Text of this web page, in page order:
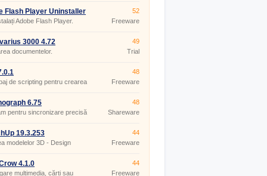
Flash Player Uninstaller
Adobe Flash Player.
52
Freeware
3000 4.72
documentelor.
49
Trial
de scripting pentru crearea
48
Freeware
6.75
pentru sincronizare precisă
48
Shareware
19.3.253
modelelor 3D - Design
44
Freeware
4.1.0
multimedia, cărți sau
44
Freeware